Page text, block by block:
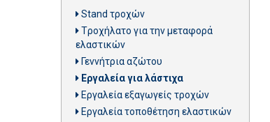
Stand τροχών
Tροχήλατο για την μεταφορά
ελαστικών
Γεννήτρια αζώτου
Εργαλεία για λάστιχα
Εργαλεία εξαγωγείς τροχών
Εργαλεία τοποθέτηση ελαστικών